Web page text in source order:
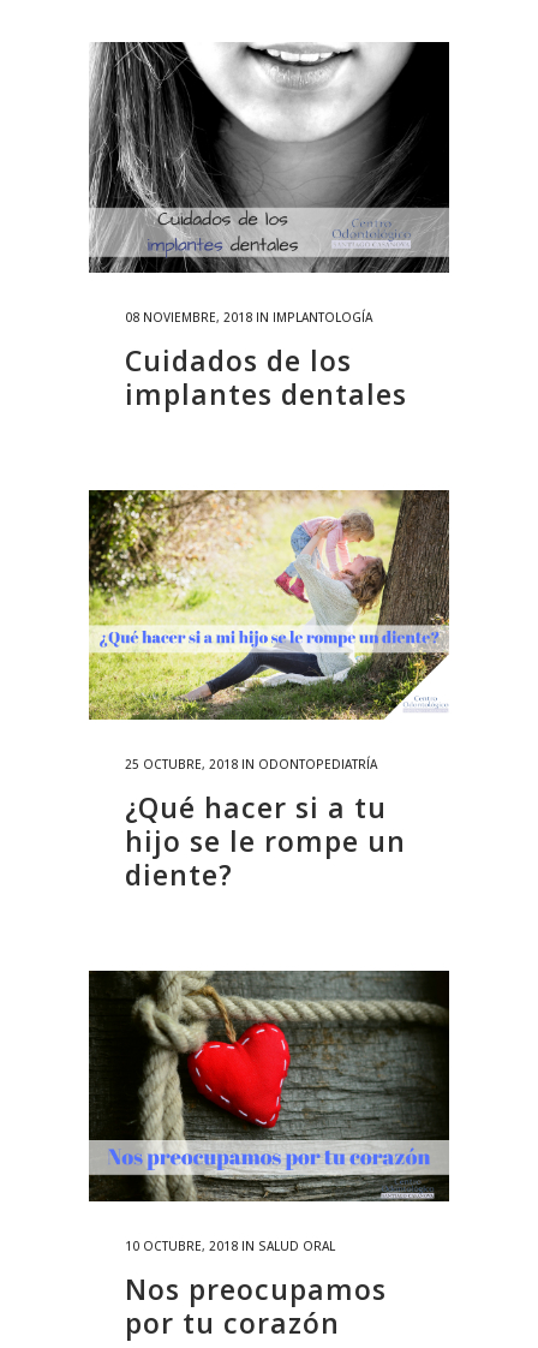
08 NOVIEMBRE, 2018 IN IMPLANTOLOGÍA
Cuidados de los
implantes dentales
25 OCTUBRE, 2018 IN ODONTOPEDIATRÍA
¿Qué hacer si a tu
hijo se le rompe un
diente?
10 OCTUBRE, 2018 IN SALUD ORAL
Nos preocupamos
por tu corazón